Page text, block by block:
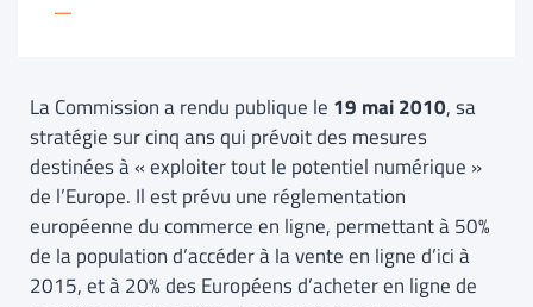
—
La Commission a rendu publique le 19 mai 2010, sa
stratégie sur cinq ans qui prévoit des mesures
destinées à « exploiter tout le potentiel numérique »
de l’Europe. Il est prévu une réglementation
européenne du commerce en ligne, permettant à 50%
de la population d’accéder à la vente en ligne d’ici à
2015, et à 20% des Européens d’acheter en ligne de